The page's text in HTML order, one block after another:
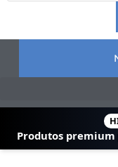
Produtos premium